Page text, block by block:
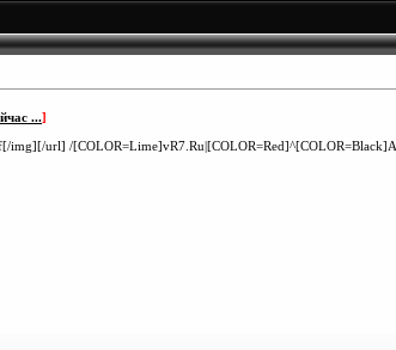
...]
url] /